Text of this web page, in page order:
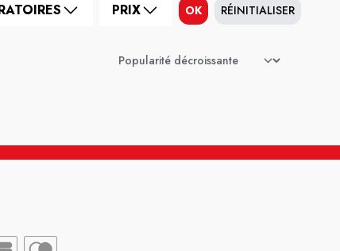
PRIX OK RÉINITIALISER